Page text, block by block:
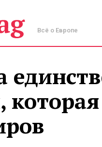
Всё о Европе